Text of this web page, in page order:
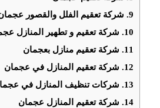
9. شركة تعقيم الفلل والقصور
10. شركة تعقيم و تطهير المنازل
11. شركة تعقيم منازل بعجمان
12. شركة تعقيم المنازل في عجمان
13. شركات تنظيف المنازل في
14. شركة تعقيم المنازل عجمان